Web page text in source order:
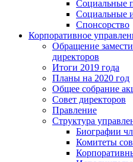
Социальные
Социальные
Спонсорство
Корпоративное
Обращение
директоров
Итоги 2019 года
Планы на 2020 год
Общее собрание
Совет директоров
Правление
Структура
Биографии
Комитеты